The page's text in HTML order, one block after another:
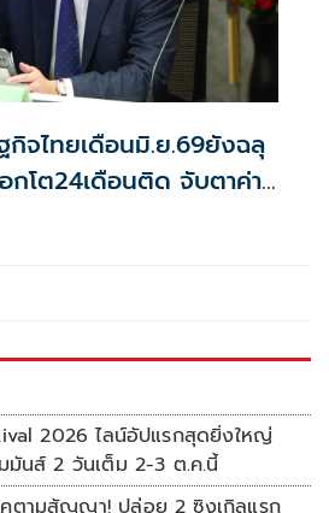
กิจไทยเดือนมิ.ย.69ยังฉลุ
โต24เดือนติด จับตาค่า
2026 ไลน์อัปแรกสุดยิ่งใหญ่
มมันส์ 2 วันเต็ม 2-3 ต.ค.นี้
ตามสัญญา! ปล่อย 2 ซิงเกิลแรก